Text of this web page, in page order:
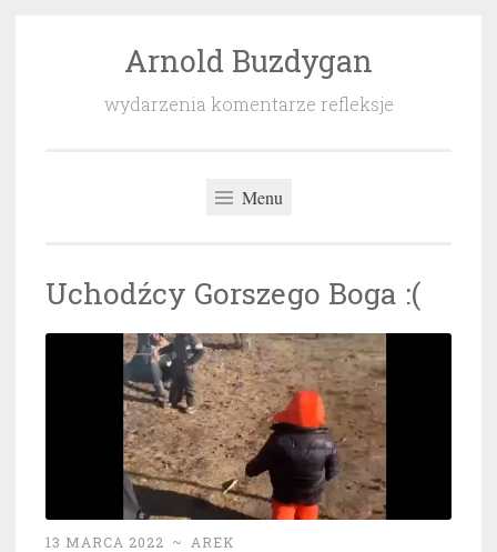
Arnold Buzdygan
wydarzenia komentarze refleksje
Menu
Uchodźcy Gorszego Boga :(
13 MARCA 2022 ~ AREK